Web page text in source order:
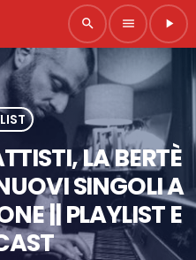
search menu play_arrow
LA BERTÈ
SINGOLI A
|| PLAYLIST E